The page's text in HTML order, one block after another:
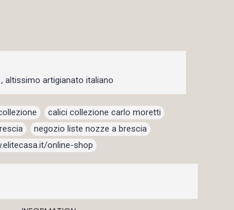
altissimo artigianato italiano
calici collezione carlo moretti
negozio liste nozze a brescia
online-shop